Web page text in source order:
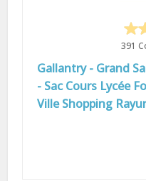
391
Gallantry - Grand
- Sac Cours Lycée
Ville Shopping